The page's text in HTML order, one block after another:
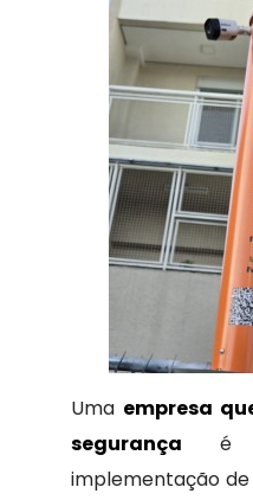
Uma empresa
segurança é
implementação